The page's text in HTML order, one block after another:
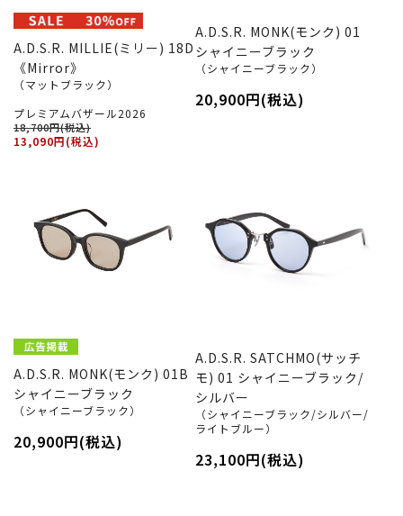
A.D.S.R. MILLIE(ミリー) 18D
《Mirror》
（マットブラック）
プレミアムバザール2026
18,700円(税込)
13,090円(税込)
A.D.S.R. MONK(モンク) 01
シャイニーブラック
（シャイニーブラック）
20,900円(税込)
A.D.S.R. MONK(モンク) 01B
シャイニーブラック
（シャイニーブラック）
20,900円(税込)
A.D.S.R. SATCHMO(サッチ
モ) 01 シャイニーブラック/
シルバー
（シャイニーブラック/シルバー/
ライトブルー）
23,100円(税込)